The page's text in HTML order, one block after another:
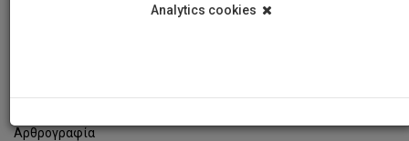
Αρθρογραφία
Analytics cookies